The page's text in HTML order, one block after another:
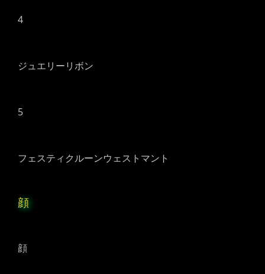
4
ジュエリーリボン
5
フェスティクルーンウェストマント
顔
顔